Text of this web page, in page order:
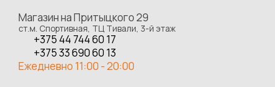
Магазин на Притыцкого 29
ст.м. Спортивная, ТЦ Тивали, 3-й этаж
+375 44 744 60 17
+375 33 690 60 13
Ежедневно 11:00 - 20:00